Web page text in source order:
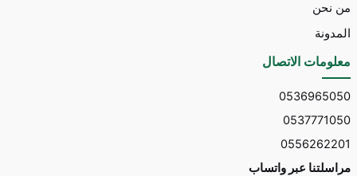
من نحن
المدونة
معلومات الاتصال
0536965050
0537771050
0556262201
مراسلتنا عبر واتساب